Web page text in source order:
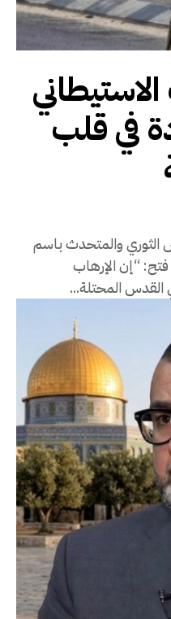
في قلب
الثوري والمتحدث باسم
فتح: “إن الإرهاب
القدس المحتلة...